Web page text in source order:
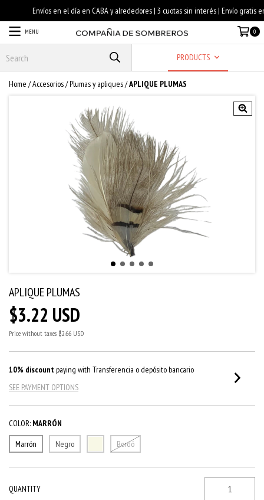
MENU 0
PRODUCTS
Home /Accesorios/Plumas y apliques/APLIQUE PLUMAS
APLIQUE PLUMAS
$3.22 USD
Price without taxes $2.66 USD
10% discount paying with Transferencia o depósito bancario
SEE PAYMENT OPTIONS
COLOR: MARRÓN
Marrón
Negro Bordó
QUANTITY